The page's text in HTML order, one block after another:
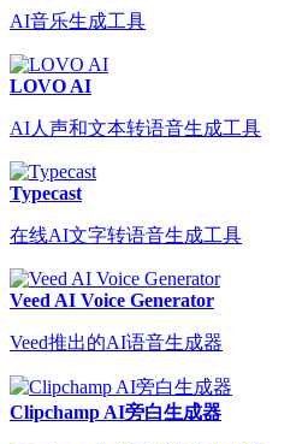
AI音乐生成工具
LOVO AI
AI人声和文本转语音生成工具
Typecast
在线AI文字转语音生成工具
Veed AI Voice Generator
Veed推出的AI语音生成器
Clipchamp AI旁白生成器